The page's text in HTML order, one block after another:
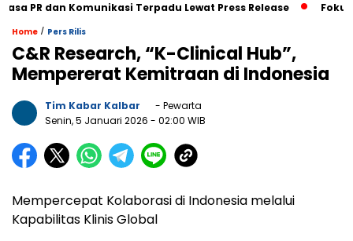
dan Komunikasi Terpadu Lewat Press Release Fokus
Home / Pers Rilis
C&R Research, “K-Clinical Hub”,
Mempererat Kemitraan di Indonesia
Tim Kabar Kalbar
- Pewarta
Senin, 5 Januari 2026 - 02:00 WIB
Mempercepat Kolaborasi di Indonesia melalui
Kapabilitas Klinis Global